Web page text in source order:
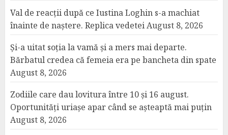
Val de reacții după ce Iustina Loghin s-a machiat
înainte de naștere. Replica vedeteiAugust 8, 2026
Și-a uitat soția la vamă și a mers mai departe.
Bărbatul credea că femeia era pe bancheta din spate
August 8, 2026
Zodiile care dau lovitura între 10 și 16 august.
Oportunități uriașe apar când se așteaptă mai puțin
August 8, 2026